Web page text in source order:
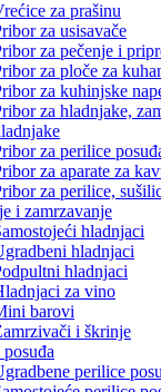
za prašinu
za usisavače
za pečenje i
za ploče za
za kuhinjske
za hladnjake,
za perilice
za aparate za
za perilice,
i zamrzavanje
hladnjaci
hladnjaci
hladnjaci
za vino
barovi
i škrinje
perilice